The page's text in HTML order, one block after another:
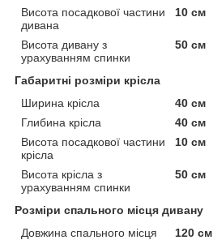
Висота посадкової частини
дивана
10 см
Висота дивану з
урахуванням спинки
50 см
Габаритні розміри крісла
Ширина крісла
40 см
Глибина крісла
40 см
Висота посадкової частини
крісла
10 см
Висота крісла з
урахуванням спинки
50 см
Розміри спального місця дивану
Довжина спального місця
120 см